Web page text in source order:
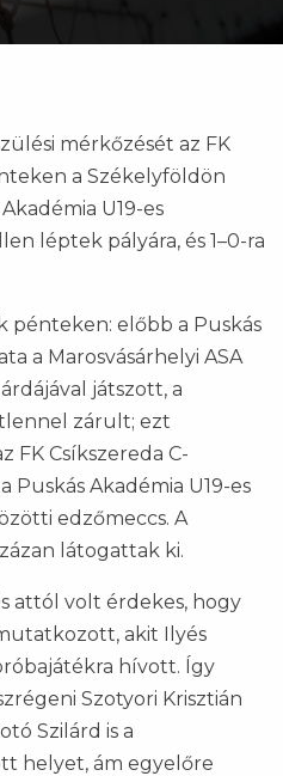
mérkőzését az FK
a Székelyföldön
U19-es
léptek pályára, és 1–0-ra
pénteken: előbb a Puskás
a Marosvásárhelyi ASA
játszott, a
zárult; ezt
FK Csíkszereda C-
Puskás Akadémia U19-es
edzőmeccs. A
látogattak ki.
attól volt érdekes, hogy
akit Ilyés
hívott. Így
Szotyori Krisztián
Szilárd is a
helyet, ám egyelőre